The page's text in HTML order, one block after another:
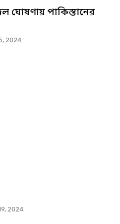
ঘোষণায় পাকিস্তানের
2024
2024